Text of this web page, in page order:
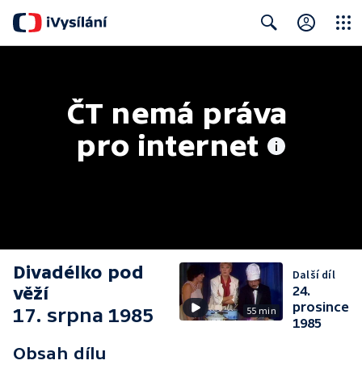
ČT nemá práva
pro internet
Divadélko pod
věží
17. srpna 1985
Obsah dílu
55 min
Další díl
24.
prosince
1985